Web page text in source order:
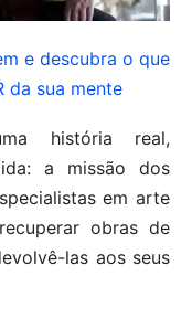
e descubra o que
da sua mente
história real,
a missão dos
em arte
obras de
las aos seus